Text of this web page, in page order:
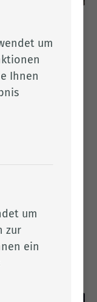
den Nutzenden?
der Mobilität
ist ein
Lastenrad
Rad oder doch
so einfach,
das
eigenen
VCD können
um
Ihnen
um
zur
ein